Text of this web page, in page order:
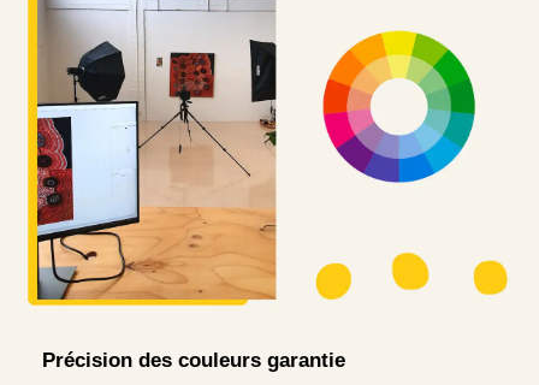
Précision des couleurs garantie